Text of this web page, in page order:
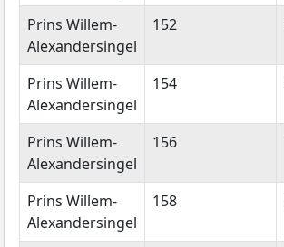
Prins Willem-
Alexandersingel
152
Prins Willem-
Alexandersingel
154
Prins Willem-
Alexandersingel
156
Prins Willem-
Alexandersingel
158